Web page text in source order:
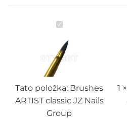
Brushes
ARTIST
classic
JZ
Nails
Group
Tato položka: Brushes
ARTIST classic JZ Nails
Group
1 ×